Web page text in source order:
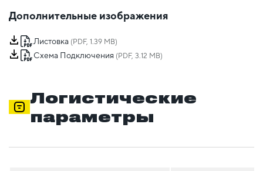
Дополнительные изображения
Листовка (PDF, 1.39 MB)
Схема Подключения (PDF, 3.12 MB)
Логистические
параметры